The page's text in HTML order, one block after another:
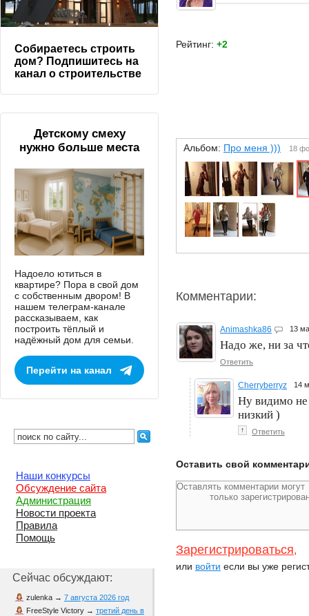
Рейтинг: +2
Альбом: Про меня ))) 18
Комментарии:
Animashka86 13
Надо же, ни за
Ответить
Cherryberryz 14
Ну видимо
низкий )
↑ Ответить
Оставить свой
Зарегистрироваться,
или войти если вы уже
Собираетесь строить
дом? Подпишитесь на
канал о строительстве
Детскому смеху
нужно больше места
Надоело ютиться в
квартире? Пора в свой дом
с собственным двором! В
нашем телеграм-канале
рассказываем, как
построить тёплый и
надёжный дом для семьи.
Перейти на канал
Наши конкурсы
Обсуждение сайта
Администрация
Новости проекта
Правила
Помощь
Сейчас обсуждают:
zulenka → 7 августа 2026 год
FreeStyle Victory → третий день в